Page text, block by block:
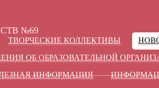
№69
ТВОРЧЕСКИЕ КОЛЛЕКТИВЫ
ОБ ОБРАЗОВАТЕЛЬНОЙ
ИНФОРМАЦИЯ